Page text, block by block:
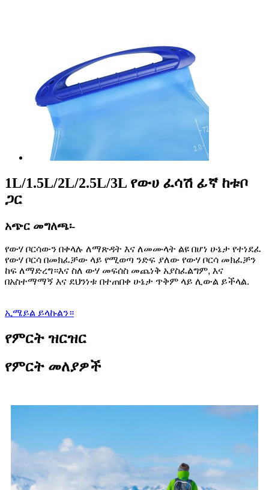
1L/1.5L/2L/2.5L/3L የውሀ ፈሳሽ ፊኛ ከቱቦ
ጋር
አጭር መግለጫ፡-
የውሃ ቦርሳውን በቀላሉ ለማጽዳት እና ለመሙላት ልዩ በሆነ ሁኔታ የተነደፈ
የውሃ ቦርሳ በመክፈቻው ላይ የሚወጣ ንድፍ ያለው የውሃ ቦርሳ መክፈቻን
ከፍ ለማድረግ።እና ስለ ውሃ መፍሰስ መጨነቅ አያስፈልግም, እና
በአስተማማኝ እና ደህንነቱ በተጠበቀ ሁኔታ ጥቅም ላይ ሊውል ይችላል.
ኢሜይል ይላኩልን።
የምርት ዝርዝር
የምርት መለያዎች